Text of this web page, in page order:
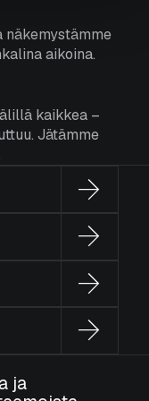
näkemystämme
aikoina.
kaikkea –
Jätämme
ja